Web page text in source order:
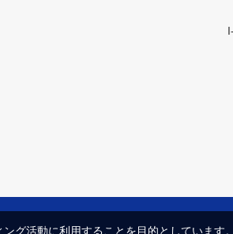
グ活動に利用することを目的としています。